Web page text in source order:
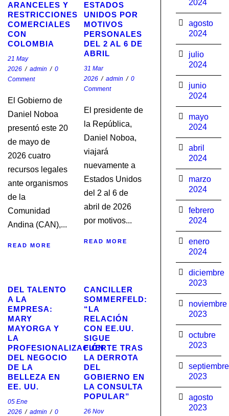
ARANCELES Y
RESTRICCIONES
COMERCIALES
CON
COLOMBIA
21 May
2026 / admin / 0
Comment
El Gobierno de
Daniel Noboa
presentó este 20
de mayo de
2026 cuatro
recursos legales
ante organismos
de la
Comunidad
Andina (CAN),...
READ MORE
ESTADOS
UNIDOS POR
MOTIVOS
PERSONALES
DEL 2 AL 6 DE
ABRIL
31 Mar
2026 / admin / 0
Comment
El presidente de
la República,
Daniel Noboa,
viajará
nuevamente a
Estados Unidos
del 2 al 6 de
abril de 2026
por motivos...
READ MORE
DEL TALENTO
A LA
EMPRESA:
MARY
MAYORGA Y
LA
PROFESIONALIZACIÓN
DEL NEGOCIO
DE LA
BELLEZA EN
EE. UU.
05 Ene
2026 / admin / 0
CANCILLER
SOMMERFELD:
“LA
RELACIÓN
CON EE.UU.
SIGUE
FUERTE TRAS
LA DERROTA
DEL
GOBIERNO EN
LA CONSULTA
POPULAR”
26 Nov
2024
agosto
2024
julio
2024
junio
2024
mayo
2024
abril
2024
marzo
2024
febrero
2024
enero
2024
diciembre
2023
noviembre
2023
octubre
2023
septiembre
2023
agosto
2023